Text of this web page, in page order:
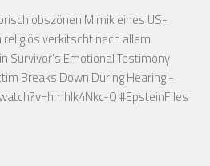
obszönen Mimik eines US-
verkitscht nach allem
Survivor's Emotional Testimony
Breaks Down During Hearing -
Q#EpsteinFiles